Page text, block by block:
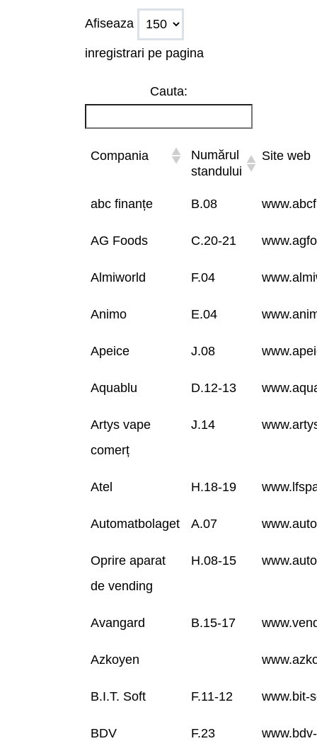
Afiseaza
inregistrari pe pagina
Cauta:
Compania
Numărul
standului
Site web
abc finanțe B.08
AG Foods C.20-21
Almiworld F.04
Animo E.04
Apeice J.08
Aquablu D.12-13
Artys vape
comerț
J.14
Atel H.18-19
Automatbolaget A.07
Oprire aparat
de vending
H.08-15
Avangard B.15-17
Azkoyen
B.I.T. Soft F.11-12 www.bit-
BDV F.23